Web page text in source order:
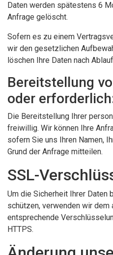
Daten werden spätestens 6
Anfrage gelöscht.
Sofern es zu einem
wir den gesetzlichen
löschen Ihre Daten nach
Bereitstellung
oder
Die Bereitstellung Ihrer
freiwillig. Wir können Ihre
sofern Sie uns Ihren Namen,
Grund der Anfrage mitteilen.
SSL-
Um die Sicherheit Ihrer Daten
schützen, verwenden wir dem
entsprechende
HTTPS.